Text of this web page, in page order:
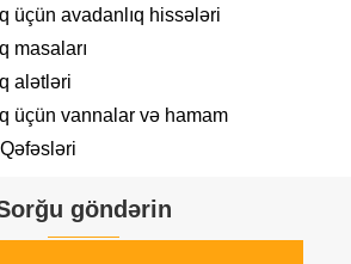
üçün avadanlıq hissələri
masaları
alətləri
üçün vannalar və hamam
göndərin